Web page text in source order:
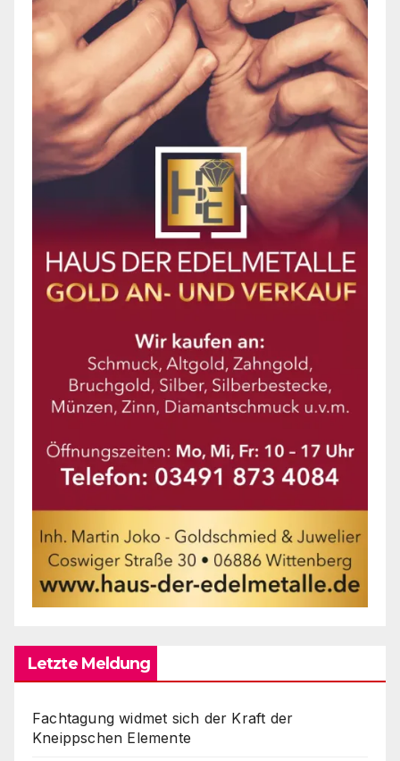
Letzte Meldung
Fachtagung widmet sich der Kraft der
Kneippschen Elemente